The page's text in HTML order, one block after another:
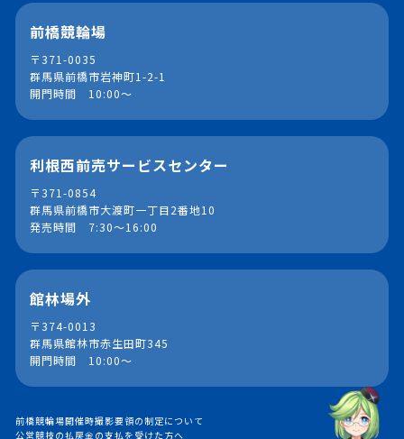
前橋競輪場
〒371-0035
群馬県前橋市岩神町1-2-1
開門時間 10:00～
利根西前売サービスセンター
〒371-0854
群馬県前橋市大渡町一丁目2番地10
発売時間 7:30～16:00
館林場外
〒374-0013
群馬県館林市赤生田町345
開門時間 10:00～
前橋競輪場開催時撮影要領の制定について
公営競技の払戻金の支払を受けた方へ